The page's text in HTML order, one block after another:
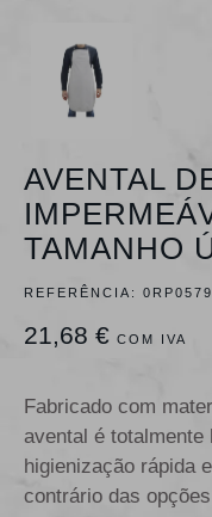
AVENTAL
TAMANHO
REFERÊNCIA: 0RP0579
21,68 € COM IVA
Fabricado com
avental é
higienização rápida
contrário das